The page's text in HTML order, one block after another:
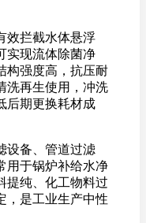
效拦截水体悬浮
实现流体除菌净
构强度高，抗压耐
洗再生使用，冲洗
后期更换耗材成
设备、管道过滤
用于锅炉补给水净
提纯、化工物料过
，是工业生产中性